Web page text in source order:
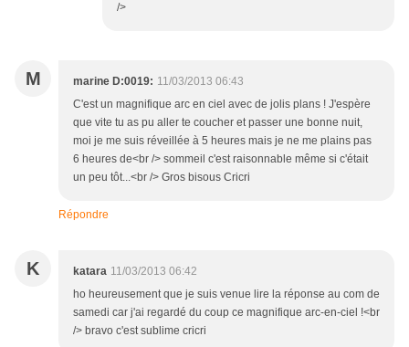
/>
M marine D:0019: 11/03/2013 06:43
C'est un magnifique arc en ciel avec de jolis plans ! J'espère
que vite tu as pu aller te coucher et passer une bonne nuit,
moi je me suis réveillée à 5 heures mais je ne me plains pas
6 heures de<br /> sommeil c'est raisonnable même si c'était
un peu tôt...<br /> Gros bisous Cricri
Répondre
K katara 11/03/2013 06:42
ho heureusement que je suis venue lire la réponse au com de
samedi car j'ai regardé du coup ce magnifique arc-en-ciel !<br
/> bravo c'est sublime cricri